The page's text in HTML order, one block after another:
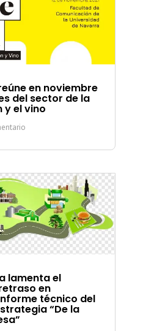
en noviembre
del sector de la
y el vino
lamenta el
en
técnico del
“De la